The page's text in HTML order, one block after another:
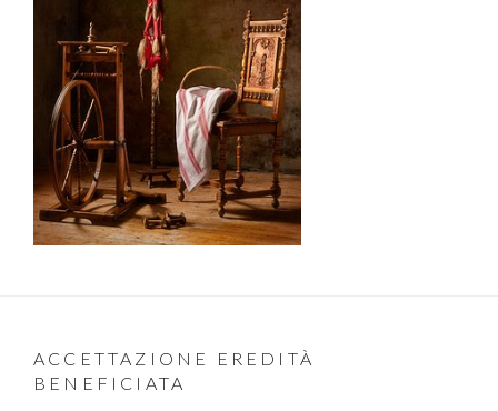
ACCETTAZIONE EREDITÀ
BENEFICIATA